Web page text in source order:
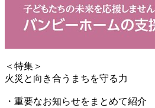
＜特集＞
火災と向き合うまちを守る力
・重要なお知らせをまとめて紹介